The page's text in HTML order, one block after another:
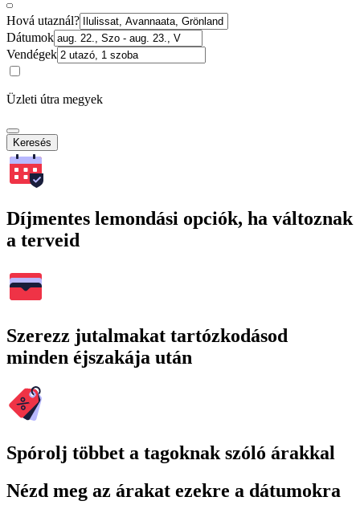
Hová utaznál?
Dátumok
Vendégek
Üzleti útra megyek
Keresés
Díjmentes lemondási opciók, ha változnak
a terveid
Szerezz jutalmakat tartózkodásod
minden éjszakája után
Spórolj többet a tagoknak szóló árakkal
Nézd meg az árakat ezekre a dátumokra